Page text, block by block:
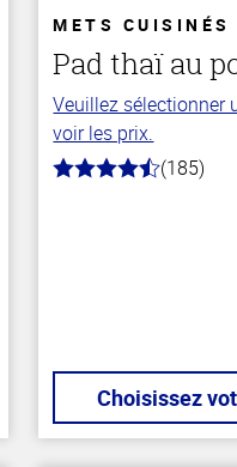
METS CUISINÉS
Pad thaï au
Veuillez sélectionner
voir les prix.
4.2
(185)
Choisissez